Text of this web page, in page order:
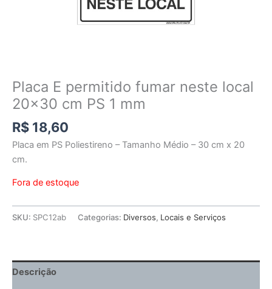
Placa E permitido fumar neste local
20×30 cm PS 1 mm
R$ 18,60
Placa em PS Poliestireno – Tamanho Médio – 30 cm x 20
cm.
Fora de estoque
SKU: SPC12ab Categorias: Diversos, Locais e Serviços
Descrição